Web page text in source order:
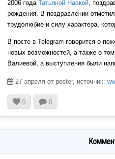
2006 года Татьяной Навкой,
рождения. В поздравлении
трудолюбие и силу характера,
В посте в Telegram говорится о
новых возможностей, а также о
Валиевой, а выступления были
 27 апреля от poster, источник:
0  0